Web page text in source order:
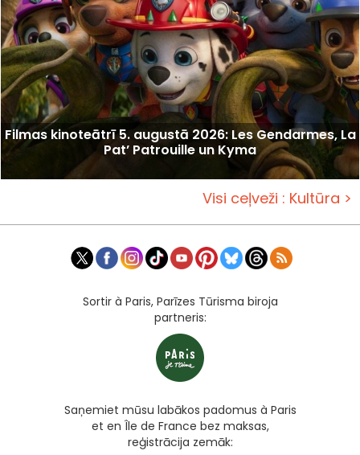
Filmas kinoteātrī 5. augustā 2026: Les Gendarmes, La
Pat’ Patrouille un Kyma
Visi ceļveži : Kultūra >
Sortir à Paris, Parīzes Tūrisma biroja
partneris:
Saņemiet mūsu labākos padomus à Paris
et en Île de France bez maksas,
reģistrācija zemāk: